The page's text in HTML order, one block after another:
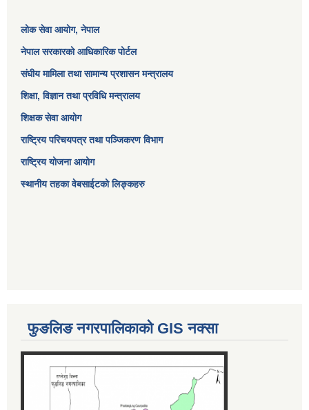
लोक सेवा आयोग, नेपाल
नेपाल सरकारको आधिकारिक पोर्टल
संघीय मामिला तथा सामान्य प्रशासन मन्त्रालय
शिक्षा, विज्ञान तथा प्रविधि मन्त्रालय
शिक्षक सेवा आयोग
राष्ट्रिय परिचयपत्र तथा पञ्जिकरण विभाग
राष्ट्रिय योजना आयोग
स्थानीय तहका वेबसाईटको लिङ्कहरु
फुङलिङ नगरपालिकाको GIS नक्सा